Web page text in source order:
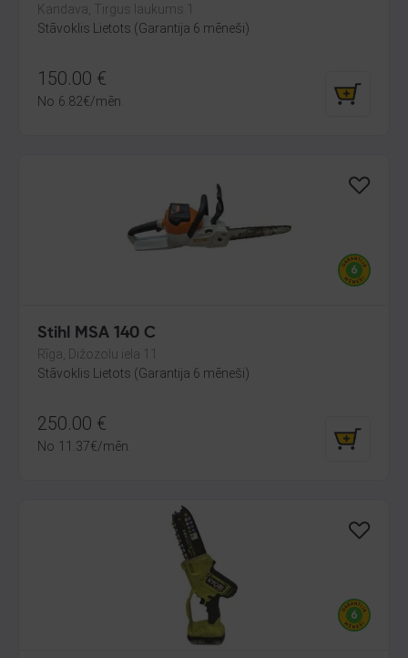
Kandava, Tirgus laukums 1
Stāvoklis Lietots (Garantija 6 mēneši)
150.00 €
No 6.82€/mēn.
Stihl MSA 140 C
Rīga, Dižozolu iela 11
Stāvoklis Lietots (Garantija 6 mēneši)
250.00 €
No 11.37€/mēn.